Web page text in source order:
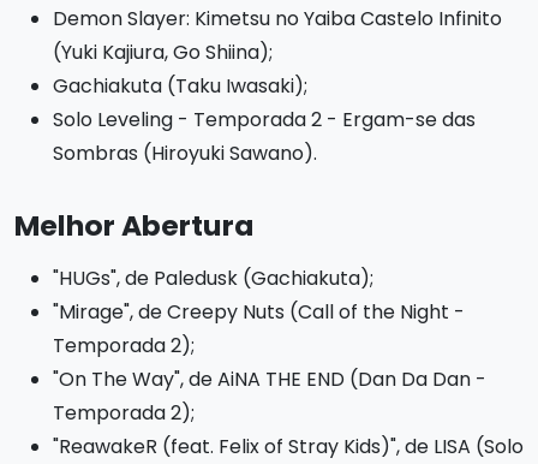
Demon Slayer: Kimetsu no Yaiba Castelo Infinito
(Yuki Kajiura, Go Shiina);
Gachiakuta (Taku Iwasaki);
Solo Leveling - Temporada 2 - Ergam-se das
Sombras (Hiroyuki Sawano).
Melhor Abertura
"HUGs", de Paledusk (Gachiakuta);
"Mirage", de Creepy Nuts (Call of the Night -
Temporada 2);
"On The Way", de AiNA THE END (Dan Da Dan -
Temporada 2);
"ReawakeR (feat. Felix of Stray Kids)", de LISA (Solo